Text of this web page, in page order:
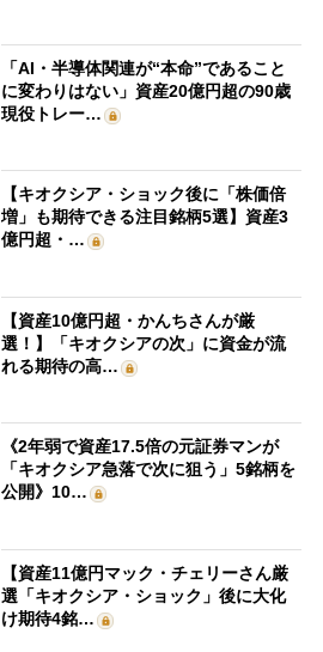
「AI・半導体関連が“本命”であること
に変わりはない」資産20億円超の90歳
現役トレー…
【キオクシア・ショック後に「株価倍
増」も期待できる注目銘柄5選】資産3
億円超・…
【資産10億円超・かんちさんが厳
選！】「キオクシアの次」に資金が流
れる期待の高…
《2年弱で資産17.5倍の元証券マンが
「キオクシア急落で次に狙う」5銘柄を
公開》10…
【資産11億円マック・チェリーさん厳
選「キオクシア・ショック」後に大化
け期待4銘…